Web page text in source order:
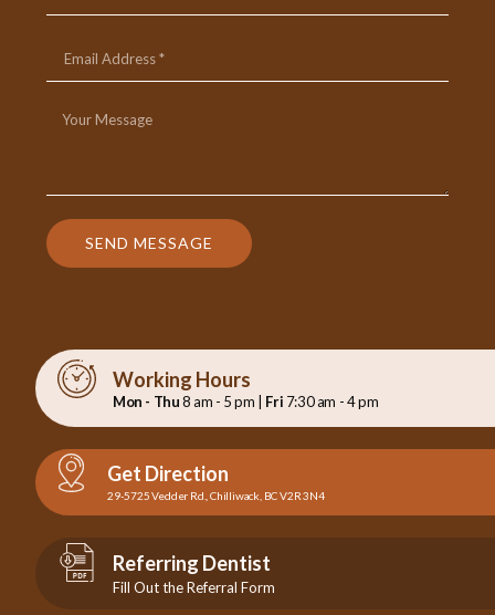
SEND MESSAGE
Working Hours
Mon - Thu8 am - 5 pm | Fri 7:30 am - 4 pm
Get Direction
29-5725 Vedder Rd., Chilliwack, BC V2R 3N4
Referring Dentist
Fill Out the Referral Form